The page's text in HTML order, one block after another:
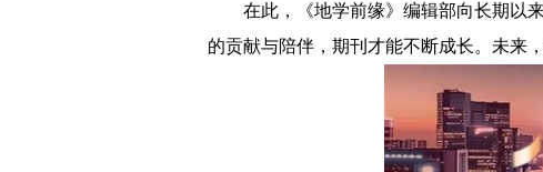
在此，《地学前缘》编辑部向长期以
的贡献与陪伴，期刊才能不断成长。未来